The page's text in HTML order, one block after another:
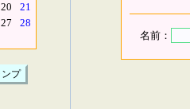
20
21
27
28
名前：